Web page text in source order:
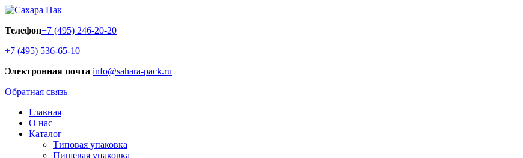
Телефон+7 (495) 246-20-20
+7 (495) 536-65-10
Электронная почта info@sahara-pack.ru
Обратная связь
Главная
О нас
Каталог
Типовая упаковка
Пищевая упаковка